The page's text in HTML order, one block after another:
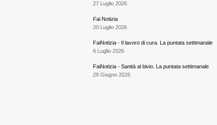
27 Luglio 2026
Fai Notizia
20 Luglio 2026
FaiNotizia - Il lavoro di cura. La puntata settimanale
6 Luglio 2026
FaiNotizia - Sanità al bivio. La puntata settimanale
29 Giugno 2026